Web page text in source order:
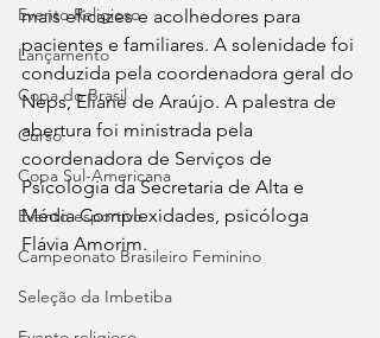
Evento Religioso
Lançamento
Copa do Brasil
Curso
Copa Sul-Americana
Evento esportivo
Campeonato Brasileiro Feminino
Seleção da Imbetiba
mais eficazes e acolhedores para
pacientes e familiares. A solenidade foi
conduzida pela coordenadora geral do
Neps, Eliane de Araújo. A palestra de
abertura foi ministrada pela
coordenadora de Serviços de
Psicologia da Secretaria de Alta e
Média Complexidades, psicóloga
Flávia Amorim.